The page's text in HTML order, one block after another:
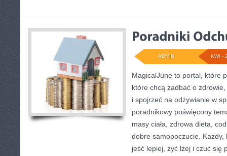
KWI -
ADMIN
MagicalJune to portal, które
które chcą zadbać o
i spojrzeć na odżywianie w
poradnikowy poświęcony
masy ciała, zdrowa dieta,
dobre samopoczucie.
jeść lepiej, żyć lżej i czuć się